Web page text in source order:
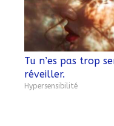
​​​Tu n’es pas trop
réveiller.
Hypersensibilité